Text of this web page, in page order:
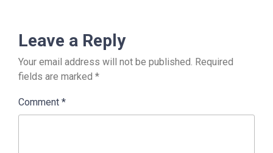
Leave a Reply
Your email address will not be published. Required
fields are marked *
Comment *